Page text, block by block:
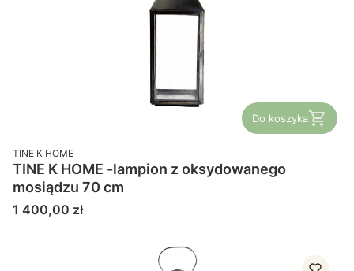
Do koszyka
PRODUCENT
TINE K HOME
TINE K HOME -lampion z oksydowanego
mosiądzu 70 cm
Cena
1 400,00 zł